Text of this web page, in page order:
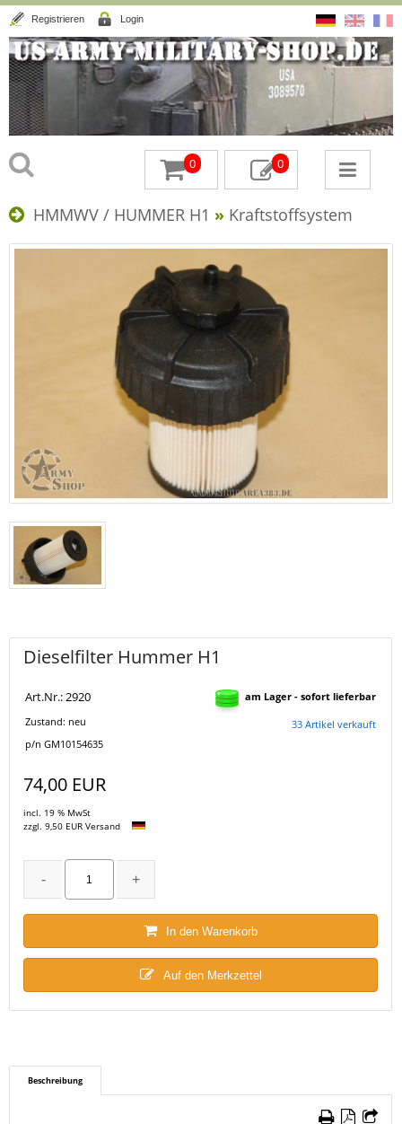
Registrieren Login
0 0
HMMWV / HUMMER H1 » Kraftstoffsystem
Dieselfilter Hummer H1
Art.Nr.: 2920
Zustand: neu
p/n GM10154635
am Lager - sofort lieferbar
33 Artikel verkauft
74,00 EUR
incl. 19 % MwSt
zzgl. 9,50 EUR Versand
In den Warenkorb
Auf den Merkzettel
Beschreibung